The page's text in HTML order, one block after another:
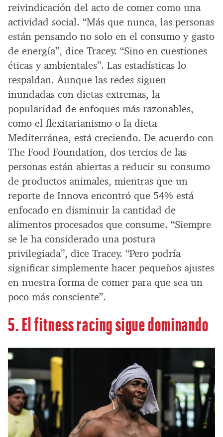
reivindicación del acto de comer como una
actividad social. “Más que nunca, las personas
están pensando no solo en el consumo y gasto
de energía”, dice Tracey. “Sino en cuestiones
éticas y ambientales”. Las estadísticas lo
respaldan. Aunque las redes siguen
inundadas con dietas extremas, la
popularidad de enfoques más razonables,
como el flexitarianismo o la dieta
Mediterránea, está creciendo. De acuerdo con
The Food Foundation, dos tercios de las
personas están abiertas a reducir su consumo
de productos animales, mientras que un
reporte de Innova encontró que 54% está
enfocado en disminuir la cantidad de
alimentos procesados que consume. “Siempre
se le ha considerado una postura
privilegiada”, dice Tracey. “Pero podría
significar simplemente hacer pequeños ajustes
en nuestra forma de comer para que sea un
poco más consciente”.
5. El fitness racing sigue dominando